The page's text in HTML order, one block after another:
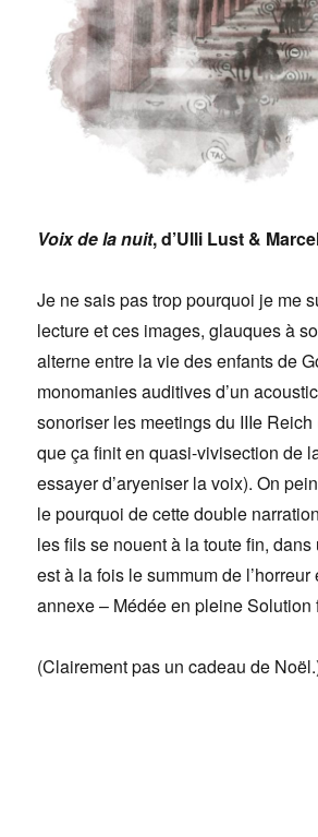
Voix de la nuit, d’Ulli Lust &
Je ne sais pas trop pourquoi je me
lecture et ces images, glauques à
alterne entre la vie des enfants de
monomanies auditives d’un
sonoriser les meetings du IIIe
que ça finit en quasi-vivisection de
essayer d’aryeniser la voix). On
le pourquoi de cette double
les fils se nouent à la toute fin,
est à la fois le summum de l’horreur
annexe – Médée en pleine Solution
(Clairement pas un cadeau de